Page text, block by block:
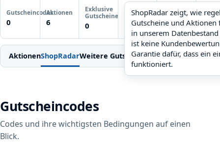
Gutscheincodes
0
Aktionen
6
Exklusive
Gutscheine
0
ShopRadar
noch keine Daten
ShopRadar zeigt, wie
Gutscheine und Aktionen
in unserem
ist keine
Garantie dafür, dass ein
funktioniert.
Letzte
Gutscheinprüfung
Noch keine
Prüfung
AktionenShopRadarWeitere GutscheineEinlösen
Gutscheincodes
Codes und ihre wichtigsten Bedingungen auf einen
Blick.